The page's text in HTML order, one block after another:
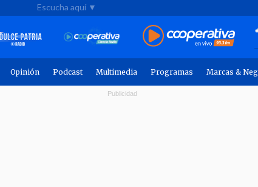
Escucha aquí ▼
Opinión Podcast Multimedia Programas Marcas &